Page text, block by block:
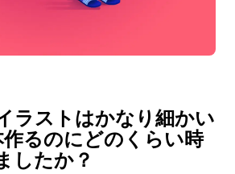
ラストはかなり細かい
るのにどのくらい時
したか？